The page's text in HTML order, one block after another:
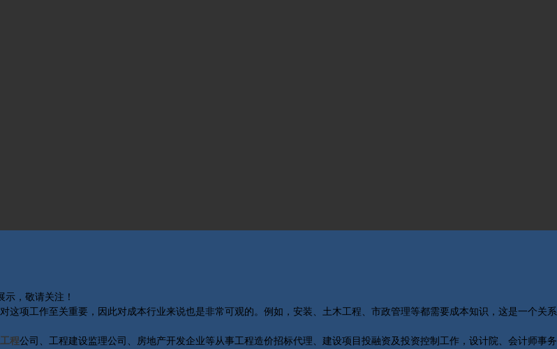
，敬请关注！
项工作至关重要，因此对成本行业来说也是非常可观的。例如，安装、土木工程、市政管理等都需要成本知识，这是一个关系
程公司、工程建设监理公司、房地产开发企业等从事工程造价招标代理、建设项目投融资及投资控制工作，设计院、会计师事务